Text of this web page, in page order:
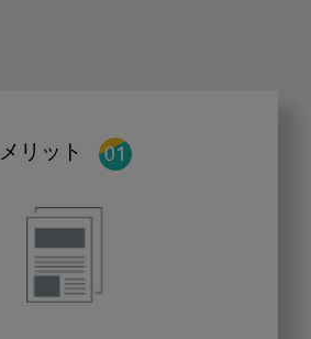
メリット